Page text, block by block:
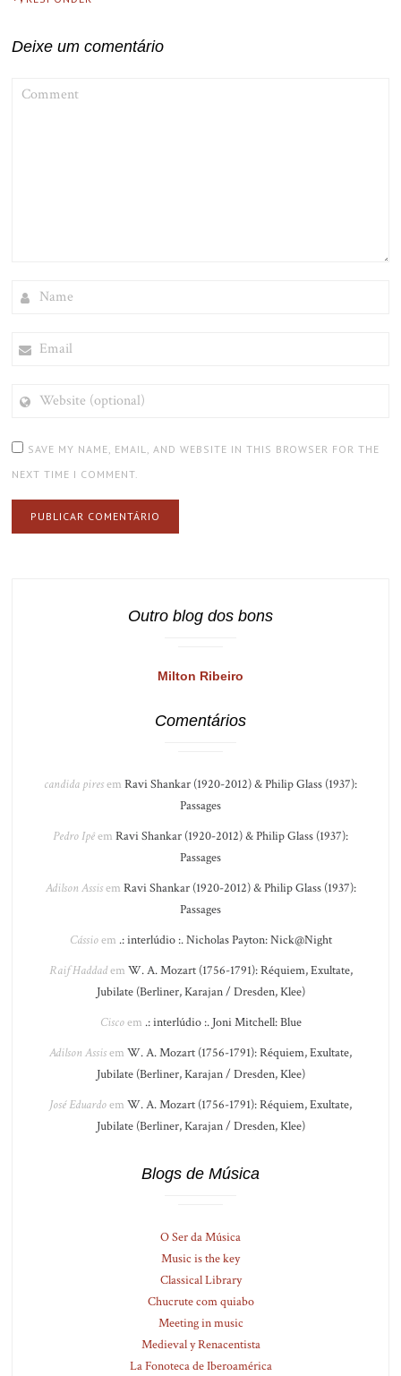
Deixe um comentário
(OPTIONAL)
SAVE MY NAME, EMAIL, AND WEBSITE IN THIS BROWSER FOR THE
NEXT TIME I COMMENT.
Outro blog dos bons
Milton Ribeiro
Comentários
candida piresem Ravi Shankar (1920-2012) & Philip Glass (1937):
Passages
Pedro Ipêem Ravi Shankar (1920-2012) & Philip Glass (1937):
Passages
Adilson Assisem Ravi Shankar (1920-2012) & Philip Glass (1937):
Passages
Cássioem .: interlúdio :. Nicholas Payton: Nick@Night
Raif Haddadem W. A. Mozart (1756-1791): Réquiem, Exultate,
Jubilate (Berliner, Karajan / Dresden, Klee)
Ciscoem .: interlúdio :. Joni Mitchell: Blue
Adilson Assisem W. A. Mozart (1756-1791): Réquiem, Exultate,
Jubilate (Berliner, Karajan / Dresden, Klee)
José Eduardoem W. A. Mozart (1756-1791): Réquiem, Exultate,
Jubilate (Berliner, Karajan / Dresden, Klee)
Blogs de Música
O Ser da Música
Music is the key
Classical Library
Chucrute com quiabo
Meeting in music
Medieval y Renacentista
La Fonoteca de Iberoamérica